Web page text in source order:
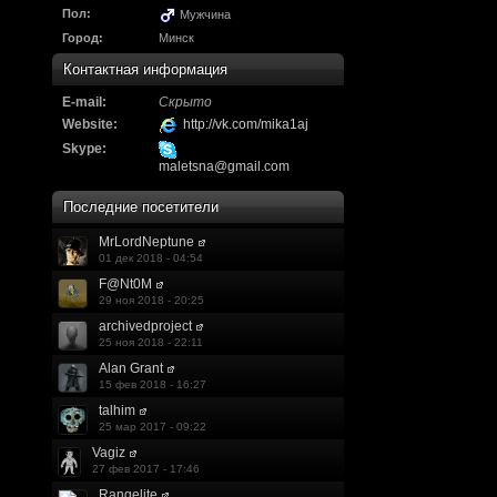
https://discord.gg/
F@Nt0M
А попробуем-ка мы
до анонса...
Kadzicy : а ещо можна крч
F@Nt0M
Пол:
Мужчина
Город:
Минск
Контактная информация
E-mail:
Скрыто
Website:
http://vk.com/mika1aj
Skype:
maletsna@gmail.com
Последние посетители
MrLordNeptune
01 дек 2018 - 04:54
F@Nt0M
29 ноя 2018 - 20:25
archivedproject
25 ноя 2018 - 22:11
Alan Grant
15 фев 2018 - 16:27
talhim
25 мар 2017 - 09:22
Vagiz
27 фев 2017 - 17:46